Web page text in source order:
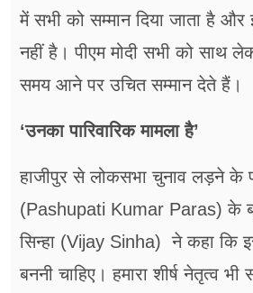
में सभी को सम्मान दिया जाता है
नहीं है। पीएम मोदी सभी को साथ
समय आने पर उचित सम्मान देते हैं।
‘उनका पारिवारिक मामला है’
हाजीपुर से लोकसभा चुनाव लड़ने के
(Pashupati Kumar Paras) के
सिन्हा (Vijay Sinha) ने कहा कि
बननी चाहिए। हमारा शीर्ष नेतृत्व